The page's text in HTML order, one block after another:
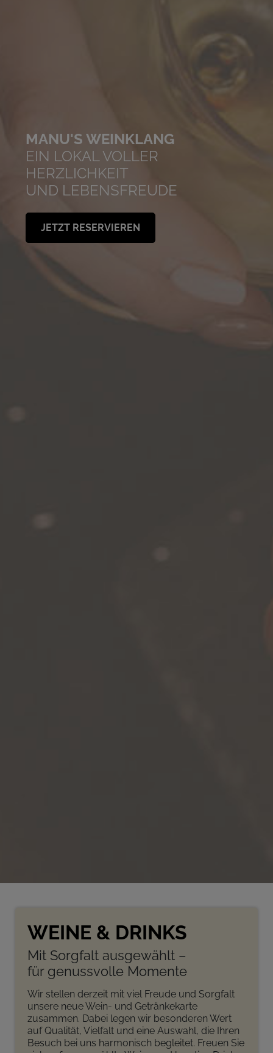
MANU'S WEINKLANG
EIN LOKAL VOLLER
HERZLICHKEIT
UND LEBENSFREUDE
JETZT RESERVIEREN
WEINE & DRINKS
Mit Sorgfalt ausgewählt –
für genussvolle Momente
Wir stellen derzeit mit viel Freude und Sorgfalt
unsere neue Wein- und Getränkekarte
zusammen. Dabei legen wir besonderen Wert
auf Qualität, Vielfalt und eine Auswahl, die Ihren
Besuch bei uns harmonisch begleitet. Freuen Sie